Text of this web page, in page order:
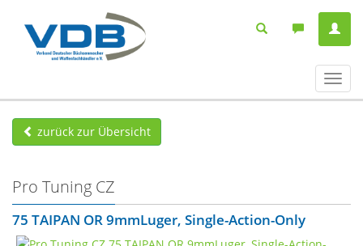
ein-/
zurück zur Übersicht
Pro Tuning CZ
75 TAIPAN OR 9mmLuger, Single-Action-Only